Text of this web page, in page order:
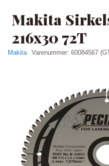
Makita
216x30 72T
Makita Varenummer: 60084567